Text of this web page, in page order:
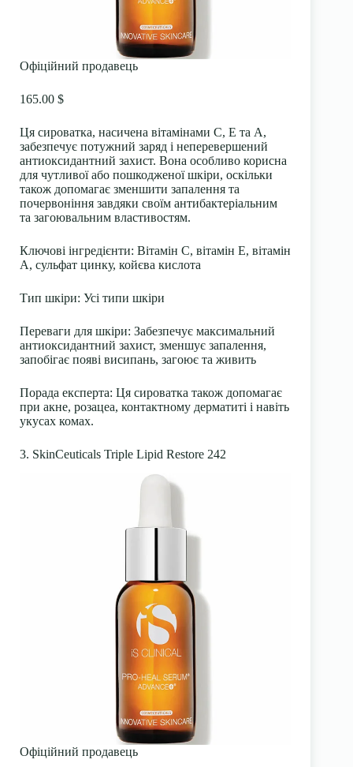
Офіційний продавець
165.00 $
Ця сироватка, насичена вітамінами С, Е та А,
забезпечує потужний заряд і неперевершений
антиоксидантний захист. Вона особливо корисна
для чутливої або пошкодженої шкіри, оскільки
також допомагає зменшити запалення та
почервоніння завдяки своїм антибактеріальним
та загоювальним властивостям.
Ключові інгредієнти: Вітамін С, вітамін Е, вітамін
А, сульфат цинку, койєва кислота
Тип шкіри: Усі типи шкіри
Переваги для шкіри: Забезпечує максимальний
антиоксидантний захист, зменшує запалення,
запобігає появі висипань, загоює та живить
Порада експерта: Ця сироватка також допомагає
при акне, розацеа, контактному дерматиті і навіть
укусах комах.
3. SkinCeuticals Triple Lipid Restore 242
Офіційний продавець